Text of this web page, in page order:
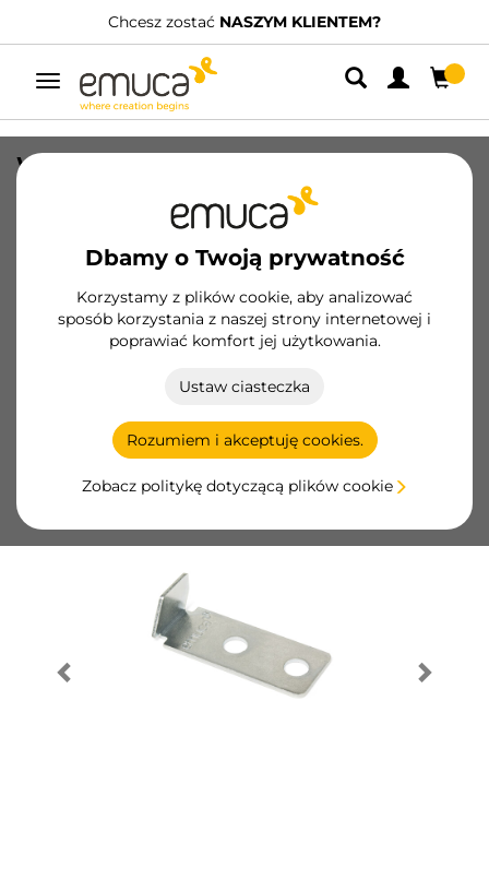
Chcesz zostać NASZYM KLIENTEM?
Przełącz
nawigację
Dbamy o Twoją prywatność
Korzystamy z plików cookie, aby analizować
sposób korzystania z naszej strony internetowej i
poprawiać komfort jej użytkowania.
Ustaw ciasteczka
Rozumiem i akceptuję cookies.
Zobacz politykę dotyczącą plików cookie
Wspornik do montażu profili Gola, Stal,
Podstawowe produkty
Zostań klientem